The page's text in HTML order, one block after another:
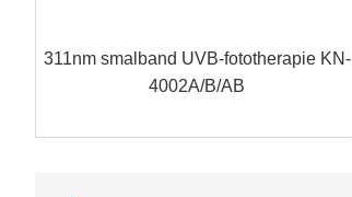
311nm smalband UVB-fototherapie KN-
4002A/B/AB